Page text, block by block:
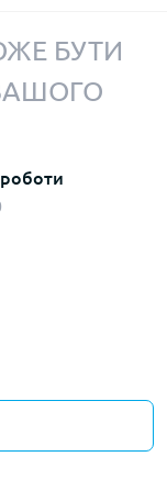
БУТИ